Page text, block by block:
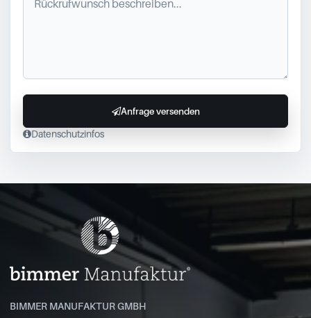
Datenschutzinfos
Anfrage versenden
BIMMER MANUFAKTUR GMBH